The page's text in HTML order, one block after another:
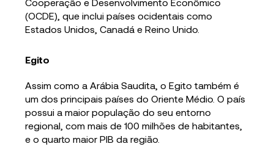
(OCDE), que inclui países ocidentais como
Estados Unidos, Canadá e Reino Unido.
Egito
Assim como a Arábia Saudita, o Egito também é
um dos principais países do Oriente Médio. O país
possui a maior população do seu entorno
regional, com mais de 100 milhões de habitantes,
e o quarto maior PIB da região.